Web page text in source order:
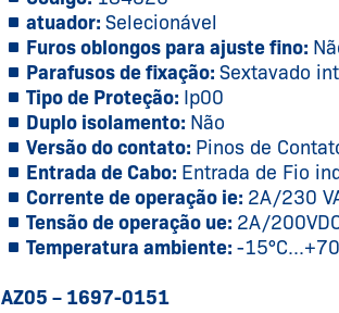
atuador: Selecionável
Furos oblongos para ajuste fino:
Parafusos de fixação: Sextavado
Tipo de Proteção: Ip00
Duplo isolamento: Não
Versão do contato: Pinos de
Entrada de Cabo: Entrada de Fio
Corrente de operação ie: 2A/230
Tensão de operação ue: 2A/
Temperatura ambiente: -
AZ05 – 1697-0151